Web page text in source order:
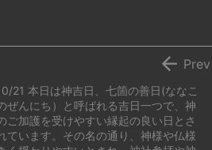
21 本日は神吉日、七箇の善日(ななこ
ぜんにち）と呼ばれる吉日一つで、神
ご加護を受けやすい縁起の良い日とさ
ています。その名の通り、神様や仏様
 Prev